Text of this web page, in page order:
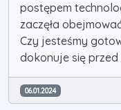
postępem
zaczęła
Czy jesteśmy
dokonuje się przed
06.01.2024